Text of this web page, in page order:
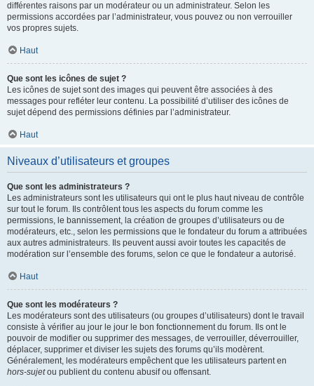
différentes raisons par un modérateur ou un administrateur. Selon les
permissions accordées par l’administrateur, vous pouvez ou non verrouiller
vos propres sujets.
Haut
Que sont les icônes de sujet ?
Les icônes de sujet sont des images qui peuvent être associées à des
messages pour refléter leur contenu. La possibilité d’utiliser des icônes de
sujet dépend des permissions définies par l’administrateur.
Haut
Niveaux d’utilisateurs et groupes
Que sont les administrateurs ?
Les administrateurs sont les utilisateurs qui ont le plus haut niveau de contrôle
sur tout le forum. Ils contrôlent tous les aspects du forum comme les
permissions, le bannissement, la création de groupes d’utilisateurs ou de
modérateurs, etc., selon les permissions que le fondateur du forum a attribuées
aux autres administrateurs. Ils peuvent aussi avoir toutes les capacités de
modération sur l’ensemble des forums, selon ce que le fondateur a autorisé.
Haut
Que sont les modérateurs ?
Les modérateurs sont des utilisateurs (ou groupes d’utilisateurs) dont le travail
consiste à vérifier au jour le jour le bon fonctionnement du forum. Ils ont le
pouvoir de modifier ou supprimer des messages, de verrouiller, déverrouiller,
déplacer, supprimer et diviser les sujets des forums qu’ils modèrent.
Généralement, les modérateurs empêchent que les utilisateurs partent en
hors-sujetou publient du contenu abusif ou offensant.